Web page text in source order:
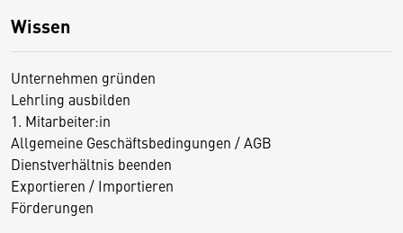
Wissen
Unternehmen gründen
Lehrling ausbilden
1. Mitarbeiter:in
Allgemeine Geschäftsbedingungen / AGB
Dienstverhältnis beenden
Exportieren / Importieren
Förderungen